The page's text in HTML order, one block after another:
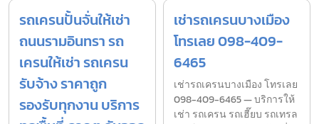
รถเครนปั้นจั่นให้เช่า
ถนนรามอินทรา รถ
เครนให้เช่า รถเครน
รับจ้าง ราคาถูก
รองรับทุกงาน บริการ
เช่ารถเครนบางเมือง
โทรเลย 098-409-
6465
เช่ารถเครนบางเมือง โทรเลย
098-409-6465 — บริการให้
เช่า รถเครน รถเฮี๊ยบ รถเทรล